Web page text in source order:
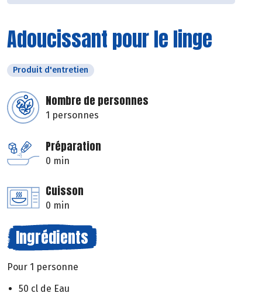
Adoucissant pour le linge
Produit d'entretien
Nombre de personnes
1 personnes
Préparation
0 min
Cuisson
0 min
Ingrédients
Pour 1 personne
50 cl de Eau